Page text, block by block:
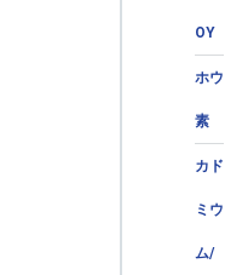
OY
ホウ
素
カド
ミウ
ム/